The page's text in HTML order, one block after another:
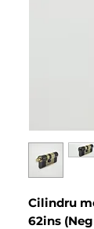
Cilindru
62ins